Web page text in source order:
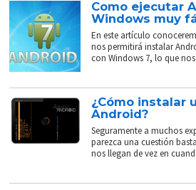
Como ejecutar
Windows muy
En este artículo
nos permitirá instalar
con Windows 7, lo que
¿Cómo instalar
Android?
Seguramente a muchos
parezca una cuestión
nos llegan de vez en